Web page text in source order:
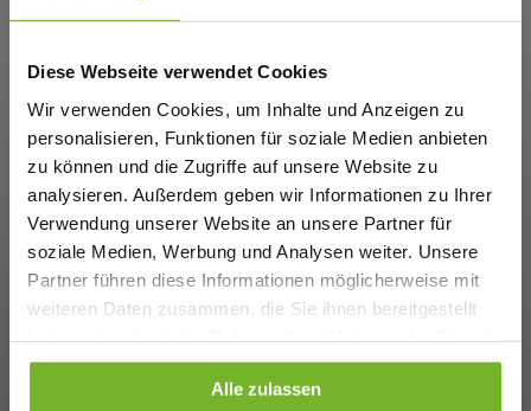
Diese Webseite verwendet Cookies
Wir verwenden Cookies, um Inhalte und Anzeigen zu
personalisieren, Funktionen für soziale Medien anbieten
zu können und die Zugriffe auf unsere Website zu
analysieren. Außerdem geben wir Informationen zu Ihrer
Verwendung unserer Website an unsere Partner für
soziale Medien, Werbung und Analysen weiter. Unsere
Partner führen diese Informationen möglicherweise mit
weiteren Daten zusammen, die Sie ihnen bereitgestellt
gesammelt haben. Weitere Informationen finden Sie auf
DatenschutzseiteAlle zulassen